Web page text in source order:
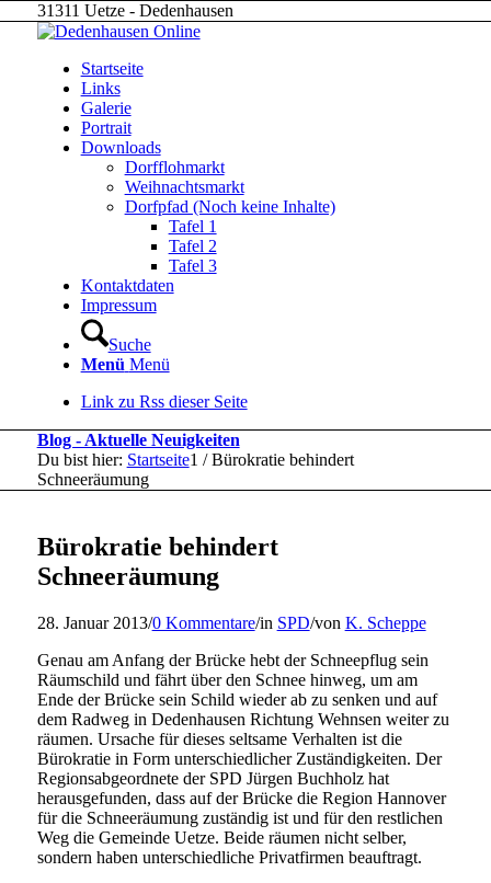
31311 Uetze - Dedenhausen
Startseite
Links
Galerie
Portrait
Downloads
Dorfflohmarkt
Weihnachtsmarkt
Dorfpfad (Noch keine Inhalte)
Tafel 1
Tafel 2
Tafel 3
Kontaktdaten
Impressum
Suche
Menü Menü
Link zu Rss dieser Seite
Blog - Aktuelle Neuigkeiten
Du bist hier: Startseite1 / Bürokratie behindert
Schneeräumung
Bürokratie behindert
Schneeräumung
28. Januar 2013/0 Kommentare/in SPD/von K. Scheppe
Genau am Anfang der Brücke hebt der Schneepflug sein
Räumschild und fährt über den Schnee hinweg, um am
Ende der Brücke sein Schild wieder ab zu senken und auf
dem Radweg in Dedenhausen Richtung Wehnsen weiter zu
räumen. Ursache für dieses seltsame Verhalten ist die
Bürokratie in Form unterschiedlicher Zuständigkeiten. Der
Regionsabgeordnete der SPD Jürgen Buchholz hat
herausgefunden, dass auf der Brücke die Region Hannover
für die Schneeräumung zuständig ist und für den restlichen
Weg die Gemeinde Uetze. Beide räumen nicht selber,
sondern haben unterschiedliche Privatfirmen beauftragt.